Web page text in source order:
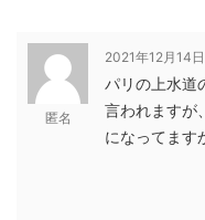
匿名
2021年12月14
パリの上水道
言われますが
になってます